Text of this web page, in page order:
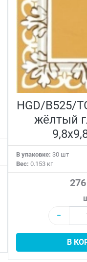
HGD/B525/
жёлтый
В упаковке: 30 шт
Вес: 0.153 кг
−
В